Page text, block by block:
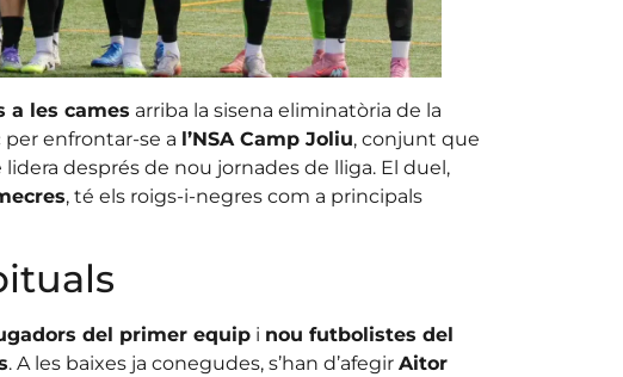
a les cames arriba la sisena eliminatòria de la
per enfrontar-se a l’NSA Camp Joliu, conjunt que
després de nou jornades de lliga. El duel,
, té els roigs-i-negres com a principals
del primer equipi nou futbolistes del
. A les baixes ja conegudes, s’han d’afegir Aitor